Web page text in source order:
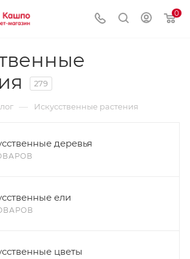
0
279
— Искусственные растения
деревья
ели
цветы